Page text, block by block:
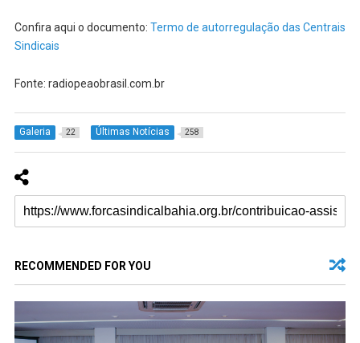
Confira aqui o documento: Termo de autorregulação das Centrais
Sindicais
Fonte: radiopeaobrasil.com.br
Galeria 22 Últimas Notícias 258
RECOMMENDED FOR YOU